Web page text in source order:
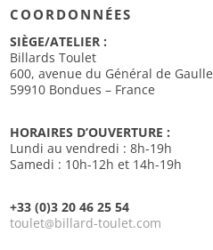
COORDONNÉES
SIÈGE/ATELIER :
Billards Toulet
600, avenue du Général de Gaulle
59910 Bondues – France
HORAIRES D’OUVERTURE :
Lundi au vendredi : 8h-19h
Samedi : 10h-12h et 14h-19h
+33 (0)3 20 46 25 54
toulet@billard-toulet.com